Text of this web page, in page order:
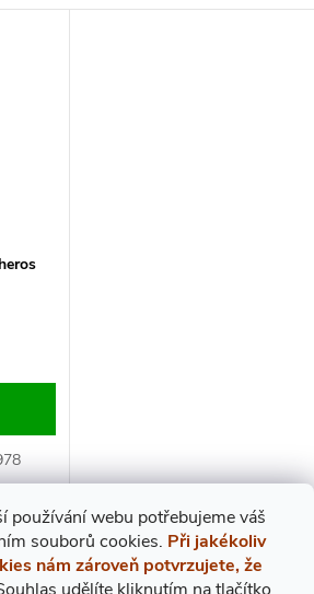
používání webu potřebujeme váš
souborů cookies. Při jakékoliv
nám zároveň potvrzujete, že
udělíte kliknutím na tlačítko